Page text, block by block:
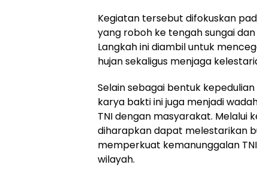
Kegiatan tersebut difokuskan
yang roboh ke tengah sungai
Langkah ini diambil untuk
hujan sekaligus menjaga
Selain sebagai bentuk
karya bakti ini juga menjadi
TNI dengan masyarakat. Melalui
diharapkan dapat melestarikan
memperkuat kemanunggalan
wilayah.